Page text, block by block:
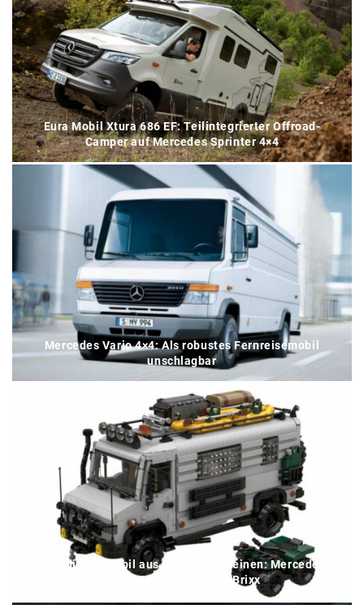
Eura Mobil Xtura 686 EF: Teilintegrierter Offroad-
Camper auf Mercedes Sprinter 4×4
Mercedes Vario 4×4: Als robustes Fernreisemobil
unschlagbar
Expeditionsmobil aus Klemmbausteinen: Mercedes
Vario-Camper von BlueBrixx